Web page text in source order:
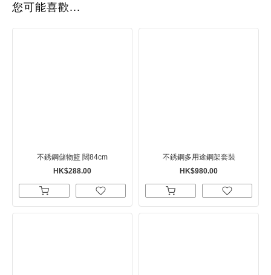
您可能喜歡...
不銹鋼儲物籃 闊84cm
HK$288.00
不銹鋼多用途鋼架套裝
HK$980.00